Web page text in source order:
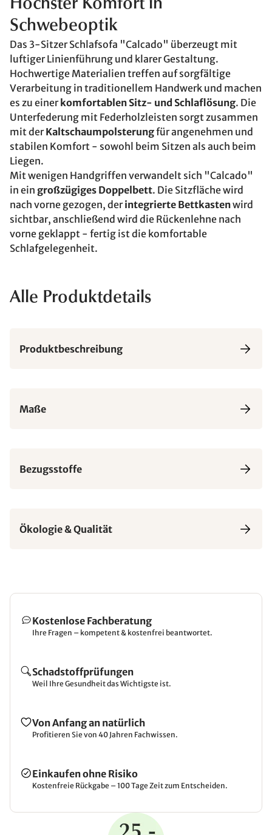
Höchster Komfort in
Schwebeoptik
Das 3-Sitzer Schlafsofa "Calcado" überzeugt mit
luftiger Linienführung und klarer Gestaltung.
Hochwertige Materialien treffen auf sorgfältige
Verarbeitung in traditionellem Handwerk und machen
es zu einer komfortablen Sitz- und Schlaflösung. Die
Unterfederung mit Federholzleisten sorgt zusammen
mit derKaltschaumpolsterungfür angenehmen und
stabilen Komfort - sowohl beim Sitzen als auch beim
Liegen.
Mit wenigen Handgriffen verwandelt sich "Calcado"
in ein großzügiges Doppelbett. Die Sitzfläche wird
nach vorne gezogen, derintegrierte Bettkastenwird
sichtbar, anschließend wird die Rückenlehne nach
vorne geklappt - fertig ist die komfortable
Schlafgelegenheit.
Alle Produktdetails
Produktbeschreibung
Maße
Bezugsstoffe
Ökologie & Qualität
Kostenlose Fachberatung
Ihre Fragen – kompetent & kostenfrei beantwortet.
Schadstoffprüfungen
Weil Ihre Gesundheit das Wichtigste ist.
Von Anfang an natürlich
Profitieren Sie von 40 Jahren Fachwissen.
Einkaufen ohne Risiko
Kostenfreie Rückgabe – 100 Tage Zeit zum Entscheiden.